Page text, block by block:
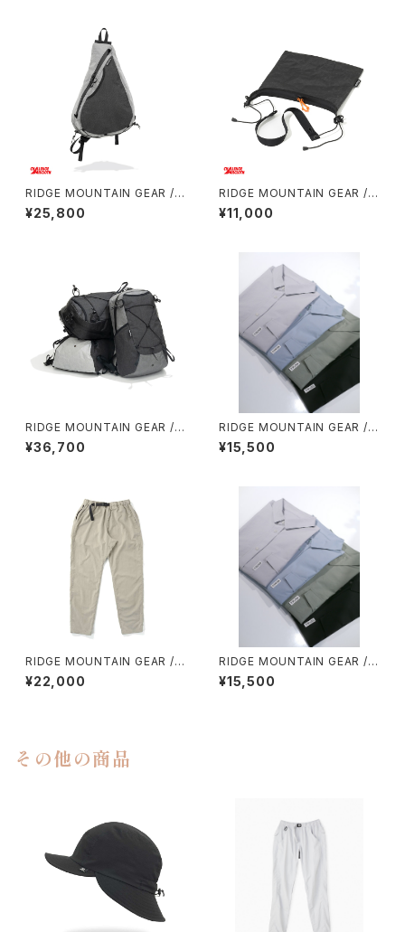
RIDGE MOUNTAIN GEAR / S
ASH PACK
¥25,800
RIDGE MOUNTAIN GEAR / S
ACOCHE
¥11,000
RIDGE MOUNTAIN GEAR /
ONE MILE TRIM
¥36,700
RIDGE MOUNTAIN GEAR / B
ASIC SHORT SLEEVE SHIR
T（MEN）
¥15,500
RIDGE MOUNTAIN GEAR / B
ASIC HIKE PANTS（UNISEX）
¥22,000
RIDGE MOUNTAIN GEAR / B
ASIC SHORT SLEEVE SHIR
T（WOMEN）
¥15,500
その他の商品